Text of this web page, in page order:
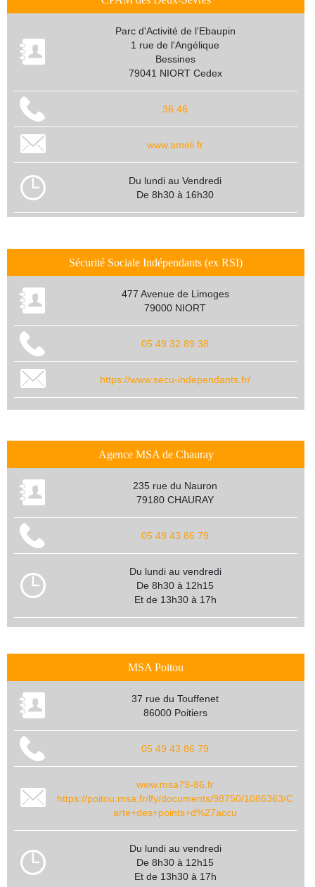
Parc d'Activité de l'Ebaupin
1 rue de l'Angélique
Bessines
79041 NIORT Cedex
36 46
www.ameli.fr
Du lundi au Vendredi
De 8h30 à 16h30
Sécurité Sociale Indépendants (ex RSI)
477 Avenue de Limoges
79000 NIORT
05 49 32 89 38
https://www.secu-independants.fr/
Agence MSA de Chauray
235 rue du Nauron
79180 CHAURAY
05 49 43 86 79
Du lundi au vendredi
De 8h30 à 12h15
Et de 13h30 à 17h
MSA Poitou
37 rue du Touffenet
86000 Poitiers
05 49 43 86 79
www.msa79-86.fr
https://poitou.msa.fr/lfy/documents/98750/1086363/C
arte+des+points+d%27accu
Du lundi au vendredi
De 8h30 à 12h15
Et de 13h30 à 17h